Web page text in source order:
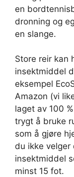
en
dronning og
en slange.
Store reir kan
insektmiddel
eksempel
Amazon (vi
laget av 100
trygt å bruke
som å gjøre
du ikke
insektmiddel
minst 15 fot.